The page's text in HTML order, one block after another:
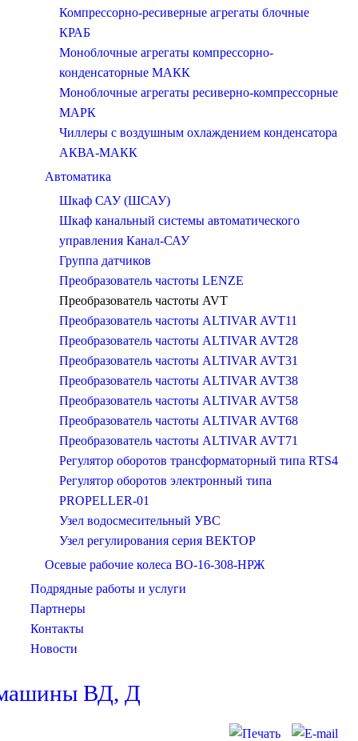
Компрессорно-ресиверные агрегаты блочные
КРАБ
Моноблочные агрегаты компрессорно-
конденсаторные МАКК
Моноблочные агрегаты ресиверно-компрессорные
МАРК
Чиллеры c воздушным охлаждением конденсатора
АКВА-МАКК
Автоматика
Шкаф САУ (ШСАУ)
Шкаф канальный системы автоматического
управления Канал-САУ
Группа датчиков
Преобразователь частоты LENZE
Преобразователь частоты AVT
Преобразователь частоты ALTIVAR AVT11
Преобразователь частоты ALTIVAR AVT28
Преобразователь частоты ALTIVAR AVT31
Преобразователь частоты ALTIVAR AVT38
Преобразователь частоты ALTIVAR AVT58
Преобразователь частоты ALTIVAR AVT68
Преобразователь частоты ALTIVAR AVT71
Регулятор оборотов трансформаторный типа RTS4
Регулятор оборотов электронный типа
PROPELLER-01
Узел водосмесительный УВС
Узел регулирования серия ВЕКТОР
Осевые рабочие колеса ВО-16-308-НРЖ
Подрядные работы и услуги
Партнеры
Контакты
Новости
машины ВД, Д